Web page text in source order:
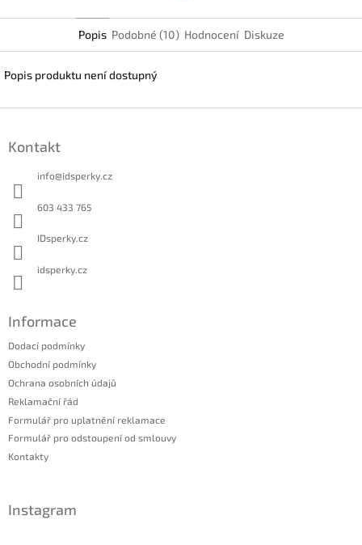
Popis Podobné (10) Hodnocení Diskuze
Popis produktu není dostupný
Kontakt
info@idsperky.cz
603 433 765
IDsperky.cz
idsperky.cz
Informace
Dodací podmínky
Obchodní podmínky
Ochrana osobních údajů
Reklamační řád
Formulář pro uplatnění reklamace
Formulář pro odstoupení od smlouvy
Kontakty
Instagram